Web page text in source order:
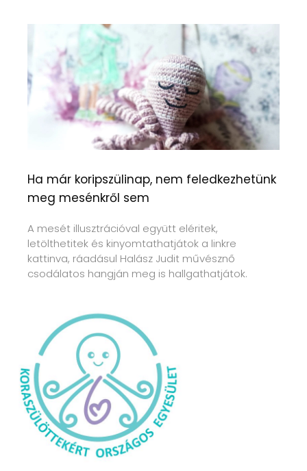
Ha már koripszülinap, nem feledkezhetünk
meg mesénkről sem
A mesét illusztrációval együtt eléritek,
letölthetitek és kinyomtathatjátok a linkre
kattinva, ráadásul Halász Judit művésznő
csodálatos hangján meg is hallgathatjátok.